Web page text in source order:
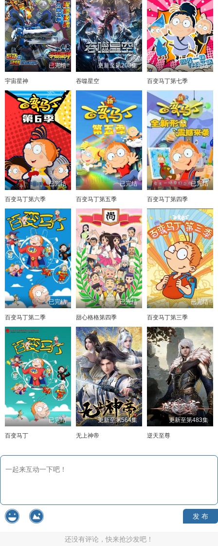
已完结
宇宙星神
更新至第208集
吞噬星空
已完结
百变马丁第七季
已完结
百变马丁第六季
已完结
百变马丁第五季
已完结
百变马丁第四季
已完结
百变马丁第二季
已完结
甜心格格第四季
已完结
百变马丁第三季
已完结
百变马丁
更新至第564集
无上神帝
更新至第483集
逆天至尊
发 布
还没有评论，快来抢沙发吧！